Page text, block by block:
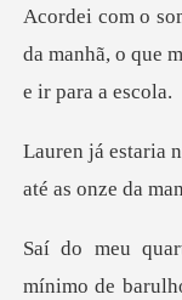
da manhã, o que
até
mínimo de